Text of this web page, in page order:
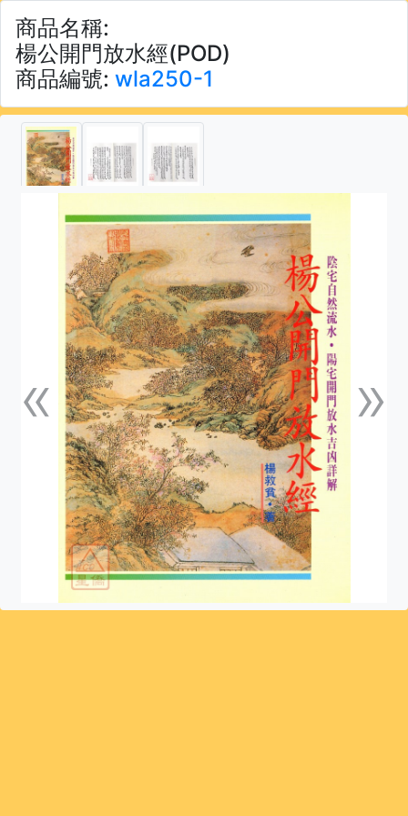
商品名稱:
楊公開門放水經(POD)
商品編號: wla250-1
«上一張 »下一